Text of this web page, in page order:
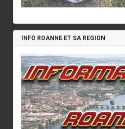
INFO ROANNE ET SA REGION